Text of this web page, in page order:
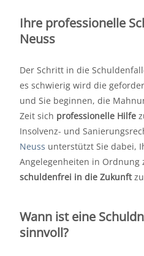
Ihre professionelle
Neuss
Der Schritt in die
es schwierig wird die
und Sie beginnen, die
Zeit sich professionelle Hilfe
Insolvenz- und
Neuss unterstützt Sie dabei,
Angelegenheiten in Ordnung
schuldenfrei in die Zukunftzu
Wann ist eine
sinnvoll?